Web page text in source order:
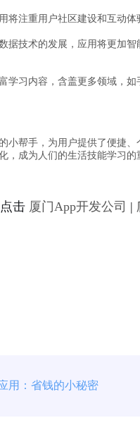
将注重用户社区建设和互动
据技术的发展，应用将更加
学习内容，含盖更多领域，
小帮手，为用户提供了便捷
，成为人们的生活技能学习的
击 厦门App开发公司 |
用：省钱的小秘密